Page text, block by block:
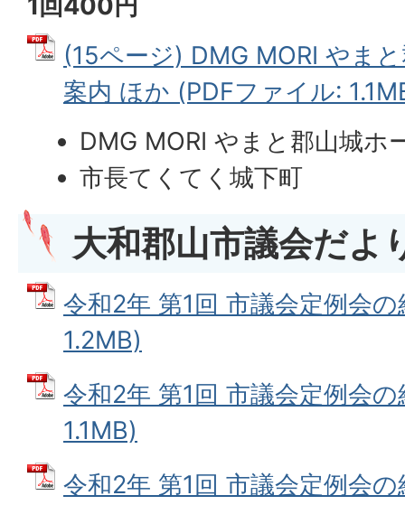
(15ページ) DMG MORI やま
案内 ほか (PDFファイル:
DMG MORI やまと郡山城ホ
市長てくてく城下町
大和郡山市議会だよ
令和2年 第1回 市議会定例会
1.2MB)
令和2年 第1回 市議会定例会
1.1MB)
令和2年 第1回 市議会定例会